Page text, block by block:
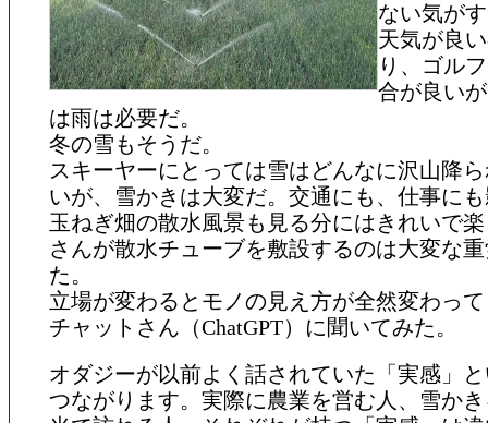
ない気が
天気が良
り、ゴル
合が良い
は雨は必要だ。
冬の雪もそうだ。
スキーヤーにとっては雪はどんなに沢山降
いが、雪かきは大変だ。交通にも、仕事に
玉ねぎ畑の散水風景も見る分にはきれいで
さんが散水チューブを敷設するのは大変な
た。
立場が変わるとモノの見え方が全然変わっ
チャットさん（ChatGPT）に聞いてみた。
オダジーが以前よく話されていた「実感」
つながります。実際に農業を営む人、雪か